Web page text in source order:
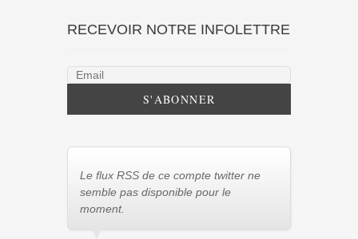
RECEVOIR NOTRE INFOLETTRE
Le flux RSS de ce compte twitter ne
semble pas disponible pour le
moment.